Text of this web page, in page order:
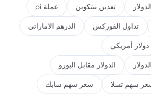
تعدين بيتكوين عملة pi
تداول الفوركس الدرهم الاماراتي
دولار أمريكي
الدولار مقابل اليورو
سهم تسلا سعر سهم سابك